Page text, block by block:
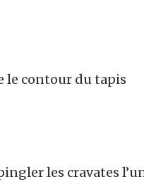
le contour du tapis
les cravates